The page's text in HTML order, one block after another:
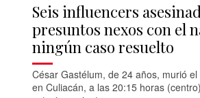
Seis influencers
presuntos nexos con el
ningún caso resuelto
César Gastélum, de 24 años, murió
en Culiacán, a las 20:15 horas